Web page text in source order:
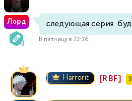
Лорд следующая серия
В пятницу в 23:26
Harrorit [RBF]